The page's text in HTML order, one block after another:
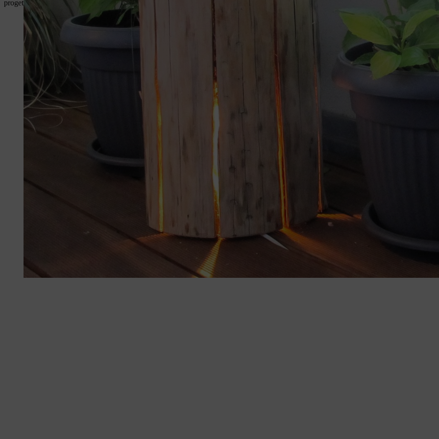
progetto piuttosto impegnativo per i più esperti. Sia per principianti sia per esperti abbiamo raccolto delle guide per poter realizzare
Intaglio con
Quando si
semplice
come cuori o
con la